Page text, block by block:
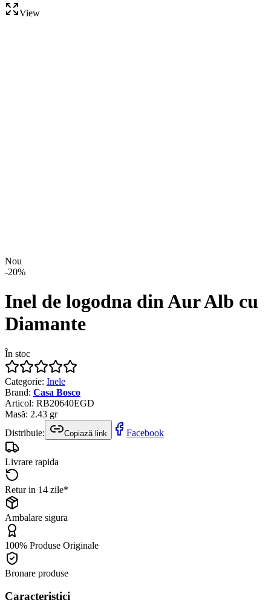
View
Nou
-20%
Inel de logodna din Aur Alb cu
Diamante
În stoc
Categorie: Inele
Brand: Casa Bosco
Articol: RB20640EGD
Masă: 2.43 gr
Distribuie:
Copiază link Facebook
Livrare rapida
Retur in 14 zile*
Ambalare sigura
100% Produse Originale
Bronare produse
Caracteristici